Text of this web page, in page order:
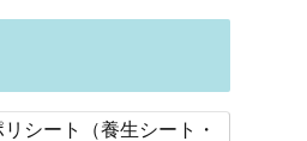
リシート（養生シート・